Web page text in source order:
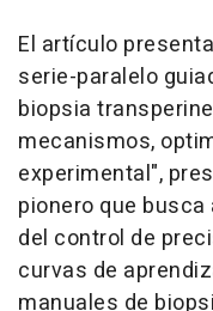
El artículo
serie-paralelo
biopsia
mecanismos,
experimental",
pionero que
del control de
curvas de
manuales de